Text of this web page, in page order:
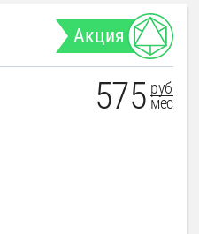
Акция
575 руб
мес